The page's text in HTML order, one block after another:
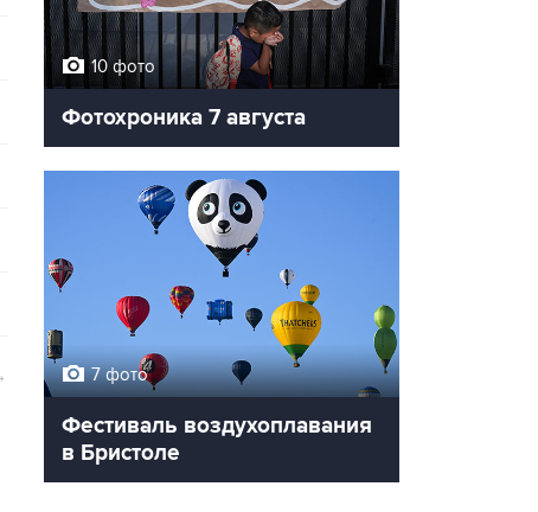
10 фото
Фотохроника 7 августа
7 фото
Фестиваль воздухоплавания
в Бристоле